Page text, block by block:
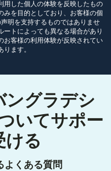
用した個人の体験を反映したもの
みを目的としており、お客様の個
明を支持するものではありませ
ートによっても異なる場合があり
お客様の利用体験が反映されてい
ります。
ングラデシ
いてサポー
ける
よくある質問